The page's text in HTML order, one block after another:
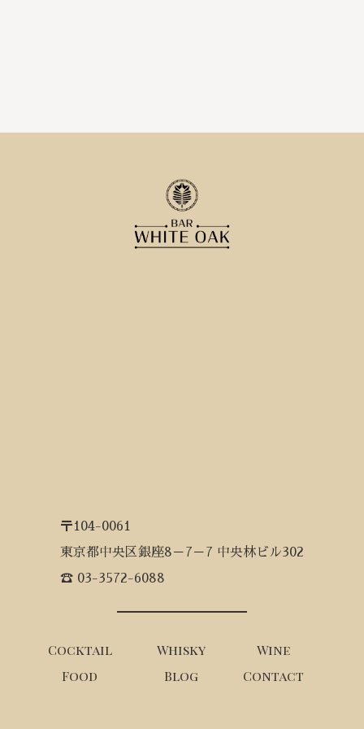
〒104-0061
東京都中央区銀座8－7－7 中央林ビル302
☎ 03-3572-6088
Cocktail Whisky
Wine
Food
Blog Contact